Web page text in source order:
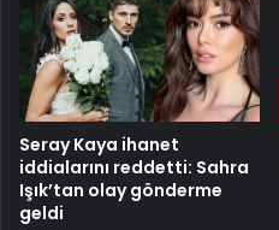
Seray Kaya ihanet
iddialarını reddetti: Sahra
Işık’tan olay gönderme
geldi